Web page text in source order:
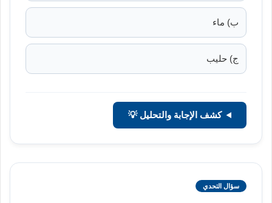
ب) ماء
ج) حليب
كشف الإجابة والتحليل 💡
سؤال التحدي